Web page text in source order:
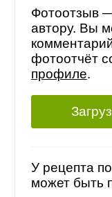
Фотоотзыв
автору. Вы
фотоотчёт
профиле.
У рецепта
может быть